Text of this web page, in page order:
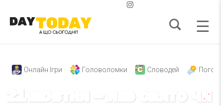
Онлайн Ігри Головоломки Словодей
21 жовтня – яке свято чи